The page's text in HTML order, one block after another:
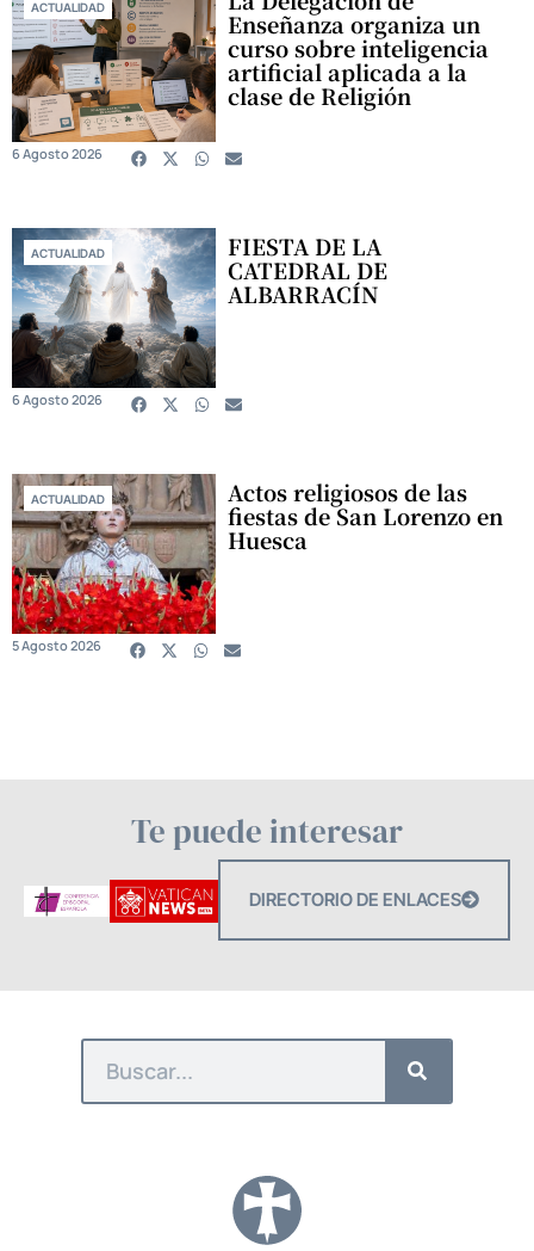
ACTUALIDAD
Enseñanza organiza un
curso sobre inteligencia
artificial aplicada a la
clase de Religión
6 Agosto 2026
ACTUALIDAD FIESTA DE LA
CATEDRAL DE
ALBARRACÍN
6 Agosto 2026
ACTUALIDAD Actos religiosos de las
fiestas de San Lorenzo en
Huesca
5 Agosto 2026
Te puede interesar
DIRECTORIO DE ENLACES